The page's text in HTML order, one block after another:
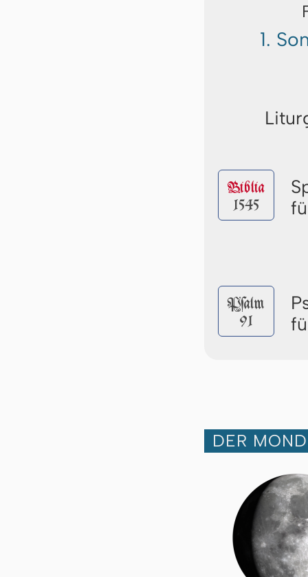
1.
Biblia
1545
Pſalm
91
DER